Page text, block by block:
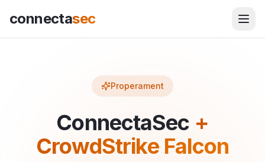
connectasec
Properament
ConnectaSec +
CrowdStrike Falcon